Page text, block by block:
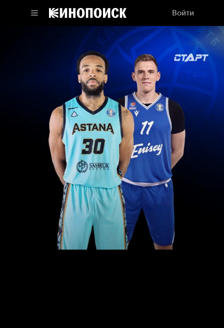
Войти